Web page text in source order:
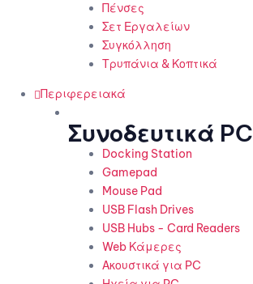
Πένσες
Σετ Εργαλείων
Συγκόλληση
Τρυπάνια & Κοπτικά
Περιφερειακά
Συνοδευτικά PC
Docking Station
Gamepad
Mouse Pad
USB Flash Drives
USB Hubs - Card Readers
Web Κάμερες
Ακουστικά για PC